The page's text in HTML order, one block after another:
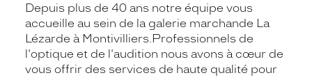
Depuis plus de 40 ans notre équipe vous
accueille au sein de la galerie marchande La
Lézarde à Montivilliers.Professionnels de
l'optique et de l'audition nous avons à cœur de
vous offrir des services de haute qualité pour